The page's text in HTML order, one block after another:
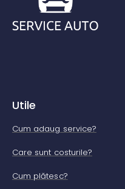
Utile
Cum adaug service?
Care sunt costurile?
Cum plătesc?